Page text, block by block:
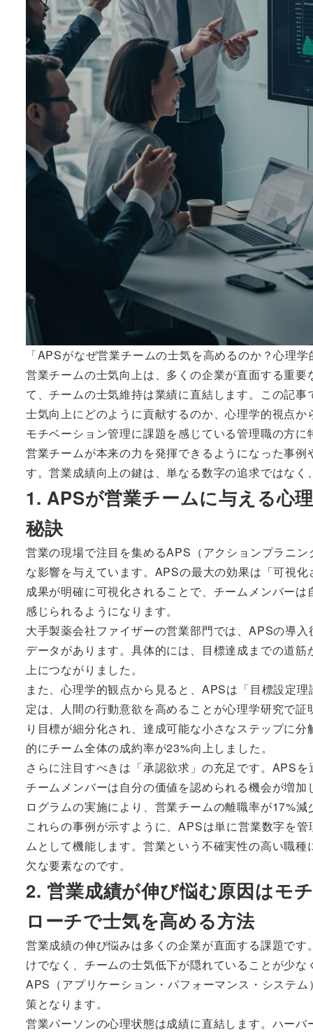
「APSがなぜ営業チームの士気を高めるのか？心理
営業チームの士気向上は、多くの企業が直面する重
て、チームの士気維持は業績に直結します。この記
士気向上にどのように貢献するのか、心理学的視点
モチベーション管理に課題を感じている管理職の方
営業チームが本来の力を発揮できるようになった事
す。営業成績向上の鍵は、単なる数字の追求ではな
1. APSが営業チームに与える心
秘訣
営業の現場で注目を集めるAPS（アクションプラニ
な影響を与えています。APSの最大の効果は「可視
成果が明確に可視化されることで、チームメンバー
感じられるようになります。
大手製薬会社ファイザーの営業部門では、APSの導
データがあります。具体的には、目標達成までの道
上につながりました。
また、心理学的観点から見ると、APSは「目標設定
定は、人間の行動意欲を高めることが心理学研究で
り目標が細分化され、達成可能な小さなステップに
的にチーム全体の成約率が23%向上しました。
さらに注目すべきは「承認欲求」の充足です。APS
チームメンバーは自分の価値を認められる機会が増
ログラムの実施により、営業チームの離職率が17%
これらの事例が示すように、APSは単に営業数字を
ムとして機能します。営業という不確実性の高い職
欠な要素なのです。
2. 営業成績が伸び悩む原因はモ
ローチで士気を高める方法
営業成績の伸び悩みは多くの企業が直面する課題で
けでなく、チームの士気低下が隠れていることが少
APS（アプリケーション・パフォーマンス・システ
策となります。
営業パーソンの心理状態は成績に直結します。ハー